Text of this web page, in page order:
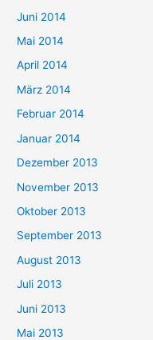
Juni 2014
Mai 2014
April 2014
März 2014
Februar 2014
Januar 2014
Dezember 2013
November 2013
Oktober 2013
September 2013
August 2013
Juli 2013
Juni 2013
Mai 2013